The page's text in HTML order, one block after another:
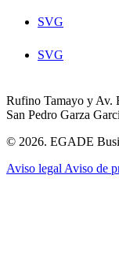
SVG
SVG
Rufino Tamayo y Av.
San Pedro Garza
© 2026. EGADE
Aviso legal Aviso de